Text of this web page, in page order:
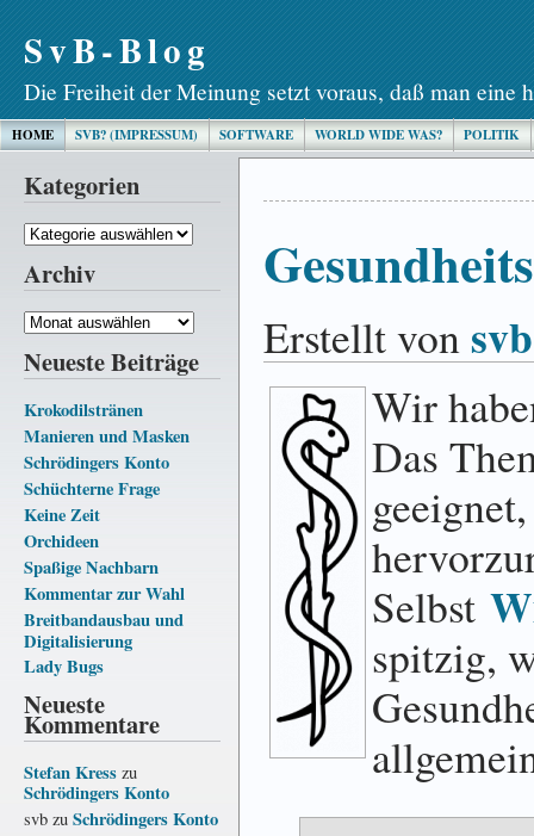
SvB-Blog
Die Freiheit der Meinung setzt voraus, daß man eine
HOME SVB? (IMPRESSUM) SOFTWARE WORLD WIDE WAS? POLITIK
Kategorien
Kategorien
Archiv
Archiv
Neueste Beiträge
Krokodilstränen
Manieren und Masken
Schrödingers Konto
Schüchterne Frage
Keine Zeit
Orchideen
Spaßige Nachbarn
Kommentar zur Wahl
Breitbandausbau und
Digitalisierung
Lady Bugs
Neueste
Kommentare
Stefan Kress zu
Schrödingers Konto
svb zu Schrödingers Konto
Erstellt vonsvb
Wir
Das
Selbst
spitzig,